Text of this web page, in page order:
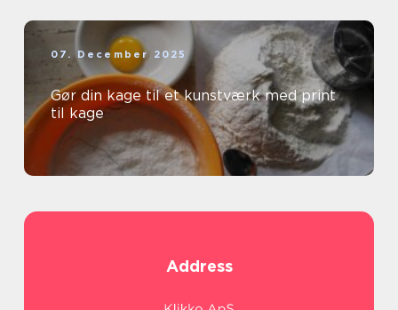
07. December 2025
Gør din kage til et kunstværk med print
til kage
Address